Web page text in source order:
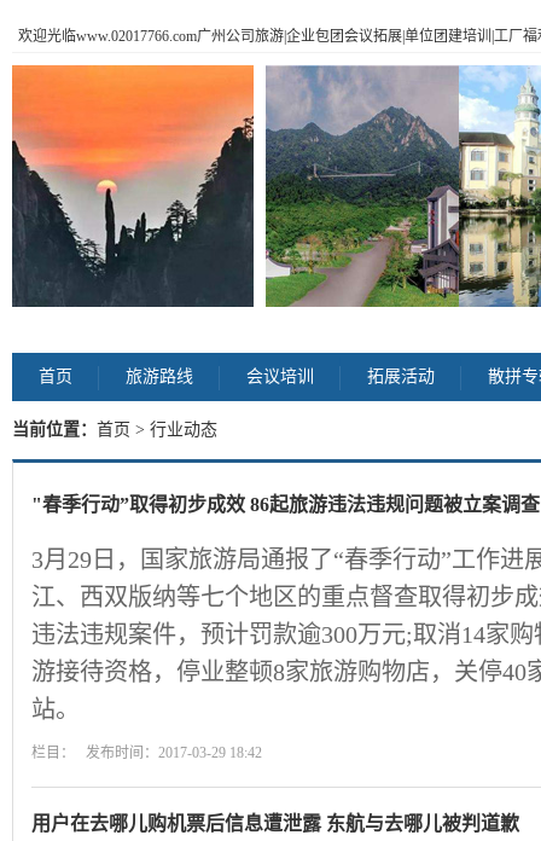
欢迎光临www.02017766.com广州公司旅游|企业包团会议拓展|单位团建培训|工厂
首页 旅游路线 会议培训 拓展活动 散拼
当前位置： 首页 > 行业动态
"春季行动”取得初步成效 86起旅游违法违规问题被立案调查
3月29日，国家旅游局通报了“春季行动”工作进
江、西双版纳等七个地区的重点督查取得初步
违法违规案件，预计罚款逾300万元;取消14家
游接待资格，停业整顿8家旅游购物店，关停40
站。
栏目： 发布时间：2017-03-29 18:42
用户在去哪儿购机票后信息遭泄露 东航与去哪儿被判道歉